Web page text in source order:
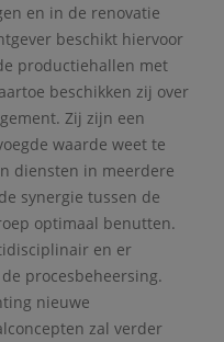
en in de renovatie
beschikt hiervoor
productiehallen met
beschikken zij over
Zij zijn een
waarde weet te
diensten in meerdere
synergie tussen de
optimaal benutten.
en er
procesbeheersing.
nieuwe
zal verder